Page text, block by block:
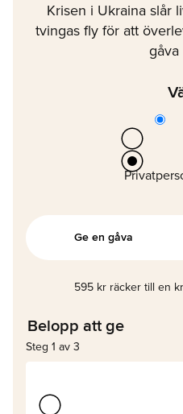
Krisen i Ukraina slår
tvingas fly för att
gåva
Ge en gåva
595 kr räcker till en
Belopp att ge
Steg 1 av 3